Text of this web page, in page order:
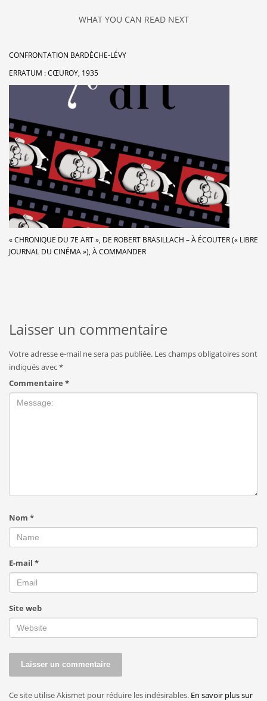
WHAT YOU CAN READ NEXT
CONFRONTATION BARDÈCHE-LÉVY
ERRATUM : CŒUROY, 1935
« CHRONIQUE DU 7E ART », DE ROBERT BRASILLACH – À ÉCOUTER (« LIBRE
JOURNAL DU CINÉMA »), À COMMANDER
Laisser un commentaire
Votre adresse e-mail ne sera pas publiée. Les champs obligatoires sont
indiqués avec*
Commentaire *
Nom *
E-mail *
Site web
Ce site utilise Akismet pour réduire les indésirables. En savoir plus sur